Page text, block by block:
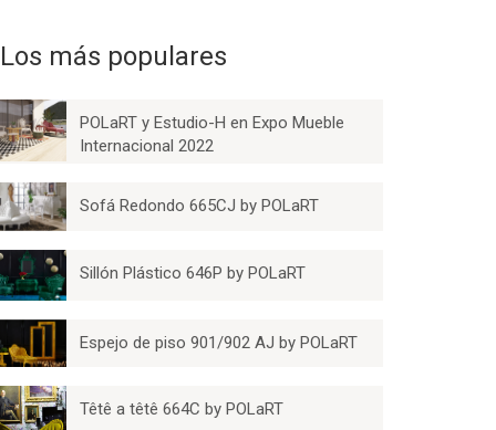
Los más populares
POLaRT y Estudio-H en Expo Mueble
Internacional 2022
Sofá Redondo 665CJ by POLaRT
Sillón Plástico 646P by POLaRT
Espejo de piso 901/902 AJ by POLaRT
Têtê a têtê 664C by POLaRT